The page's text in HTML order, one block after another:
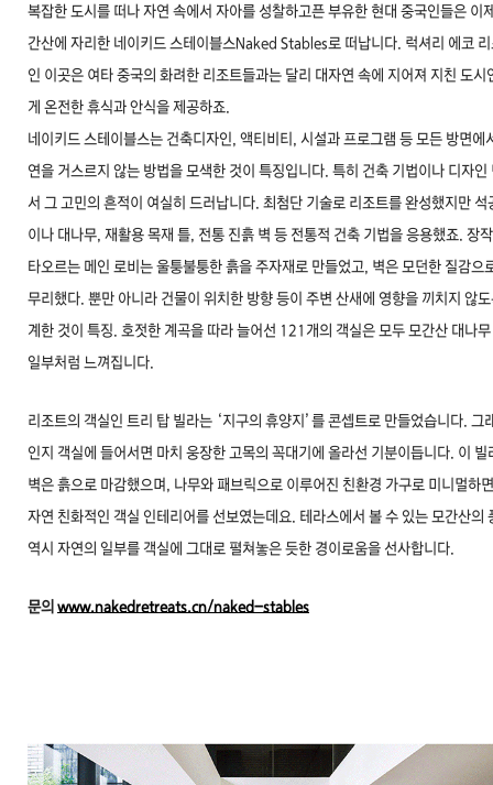
복잡한 도시를 떠나 자연 속에서 자아를 성찰하고픈 부유한 현대 중국인들은 이
간산에 자리한 네이키드 스테이블스Naked Stables로 떠납니다. 럭셔리 에코
인 이곳은 여타 중국의 화려한 리조트들과는 달리 대자연 속에 지어져 지친 도시
게 온전한 휴식과 안식을 제공하죠.
네이키드 스테이블스는 건축디자인, 액티비티, 시설과 프로그램 등 모든 방면에
연을 거스르지 않는 방법을 모색한 것이 특징입니다. 특히 건축 기법이나 디자인
서 그 고민의 흔적이 여실히 드러납니다. 최첨단 기술로 리조트를 완성했지만 석
이나 대나무, 재활용 목재 틀, 전통 진흙 벽 등 전통적 건축 기법을 응용했죠. 장
타오르는 메인 로비는 울퉁불퉁한 흙을 주자재로 만들었고, 벽은 모던한 질감으
무리했다. 뿐만 아니라 건물이 위치한 방향 등이 주변 산새에 영향을 끼치지 않
계한 것이 특징. 호젓한 계곡을 따라 늘어선 121개의 객실은 모두 모간산 대나
일부처럼 느껴집니다.
리조트의 객실인 트리 탑 빌라는 ‘지구의 휴양지’를 콘셉트로 만들었습니다. 그
인지 객실에 들어서면 마치 웅장한 고목의 꼭대기에 올라선 기분이듭니다. 이 빌
벽은 흙으로 마감했으며, 나무와 패브릭으로 이루어진 친환경 가구로 미니멀하
자연 친화적인 객실 인테리어를 선보였는데요. 테라스에서 볼 수 있는 모간산의
역시 자연의 일부를 객실에 그대로 펼쳐놓은 듯한 경이로움을 선사합니다.
문의 www.nakedretreats.cn/naked-stables